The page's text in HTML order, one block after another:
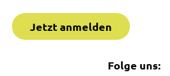
Jetzt anmelden
Folge uns: